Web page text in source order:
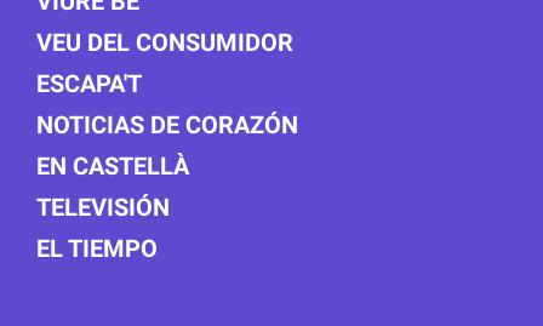
VEU DEL CONSUMIDOR
ESCAPA'T
NOTICIAS DE CORAZÓN
EN CASTELLÀ
TELEVISIÓN
EL TIEMPO